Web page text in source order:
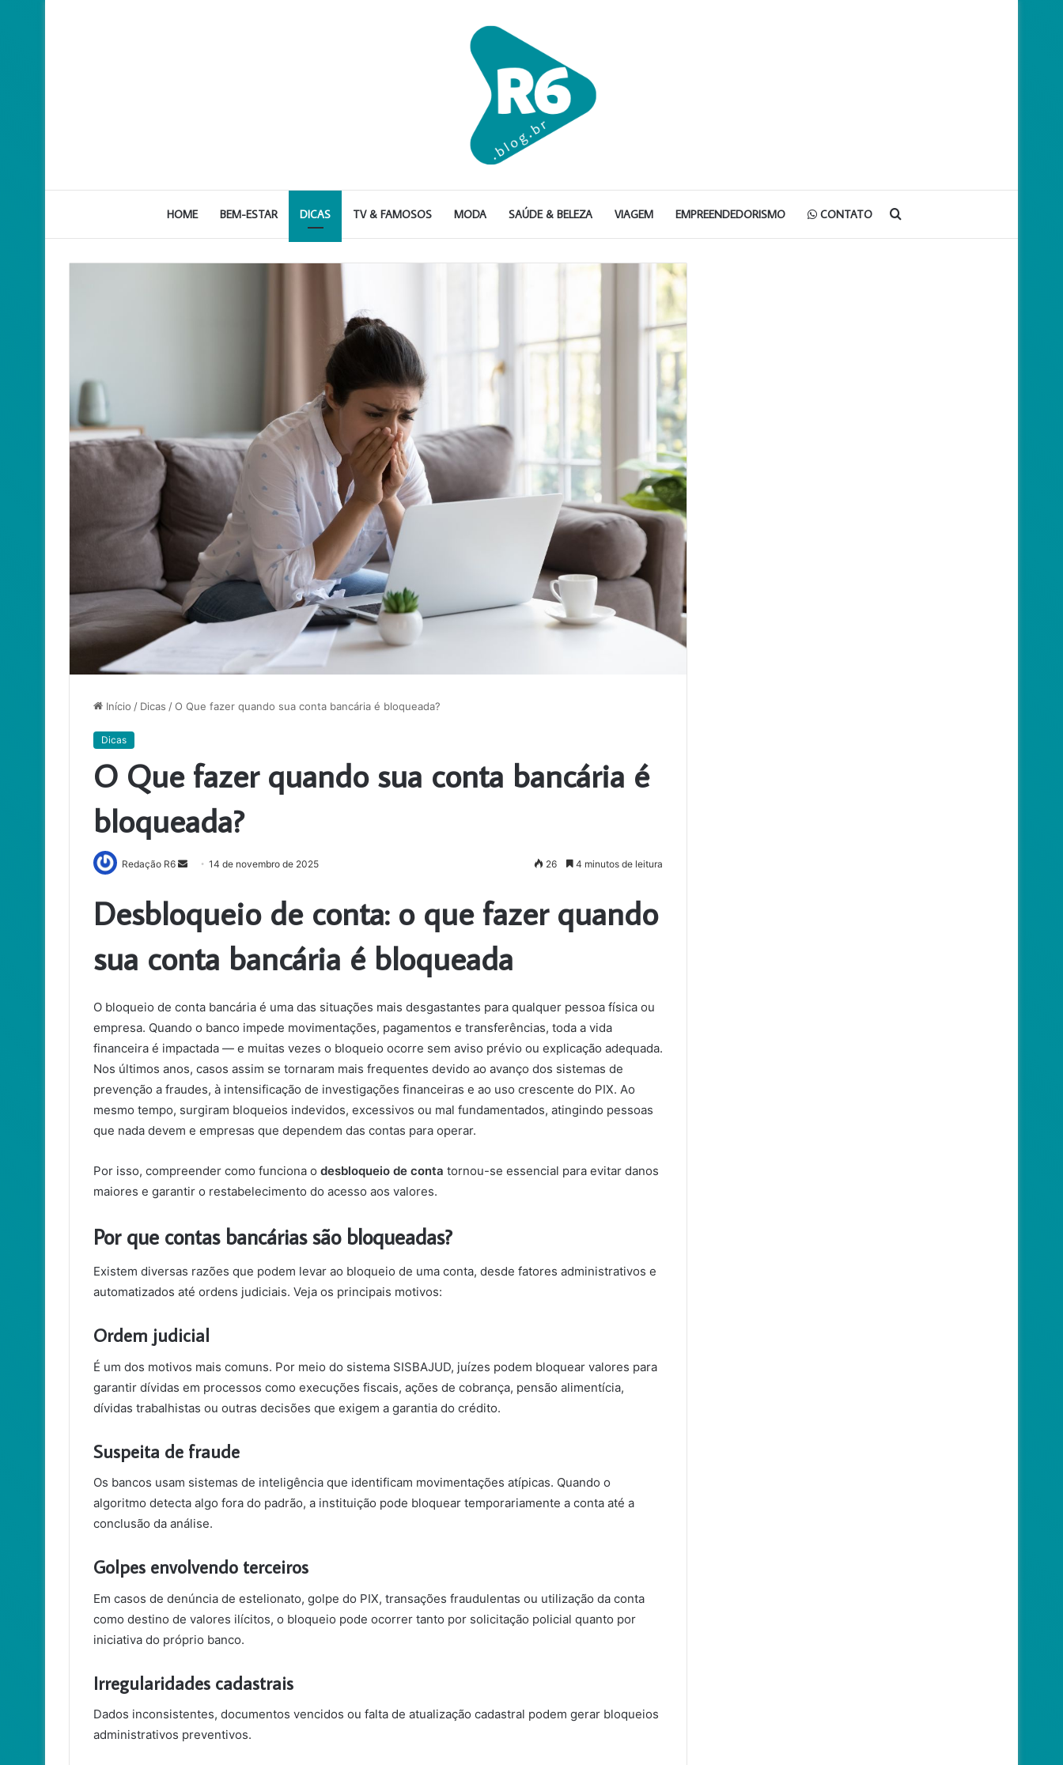
HOME BEM-ESTAR DICAS TV & FAMOSOS MODA SAÚDE & BELEZA VIAGEM EMPREENDEDORISMO CONTATO Procurar
Início / Dicas /O Que fazer quando sua conta bancária é bloqueada?
Dicas
O Que fazer quando sua conta bancária é
bloqueada?
Redação R6
Mande
mail
14 de novembro de 2025 26 4 minutos de leitura
Desbloqueio de conta: o que fazer quando
sua conta bancária é bloqueada
O bloqueio de conta bancária é uma das situações mais desgastantes para qualquer pessoa física ou
empresa. Quando o banco impede movimentações, pagamentos e transferências, toda a vida
financeira é impactada — e muitas vezes o bloqueio ocorre sem aviso prévio ou explicação adequada.
Nos últimos anos, casos assim se tornaram mais frequentes devido ao avanço dos sistemas de
prevenção a fraudes, à intensificação de investigações financeiras e ao uso crescente do PIX. Ao
mesmo tempo, surgiram bloqueios indevidos, excessivos ou mal fundamentados, atingindo pessoas
que nada devem e empresas que dependem das contas para operar.
Por isso, compreender como funciona o desbloqueio de conta tornou-se essencial para evitar danos
maiores e garantir o restabelecimento do acesso aos valores.
Por que contas bancárias são bloqueadas?
Existem diversas razões que podem levar ao bloqueio de uma conta, desde fatores administrativos e
automatizados até ordens judiciais. Veja os principais motivos:
Ordem judicial
É um dos motivos mais comuns. Por meio do sistema SISBAJUD, juízes podem bloquear valores para
garantir dívidas em processos como execuções fiscais, ações de cobrança, pensão alimentícia,
dívidas trabalhistas ou outras decisões que exigem a garantia do crédito.
Suspeita de fraude
Os bancos usam sistemas de inteligência que identificam movimentações atípicas. Quando o
algoritmo detecta algo fora do padrão, a instituição pode bloquear temporariamente a conta até a
conclusão da análise.
Golpes envolvendo terceiros
Em casos de denúncia de estelionato, golpe do PIX, transações fraudulentas ou utilização da conta
como destino de valores ilícitos, o bloqueio pode ocorrer tanto por solicitação policial quanto por
iniciativa do próprio banco.
Irregularidades cadastrais
Dados inconsistentes, documentos vencidos ou falta de atualização cadastral podem gerar bloqueios
administrativos preventivos.